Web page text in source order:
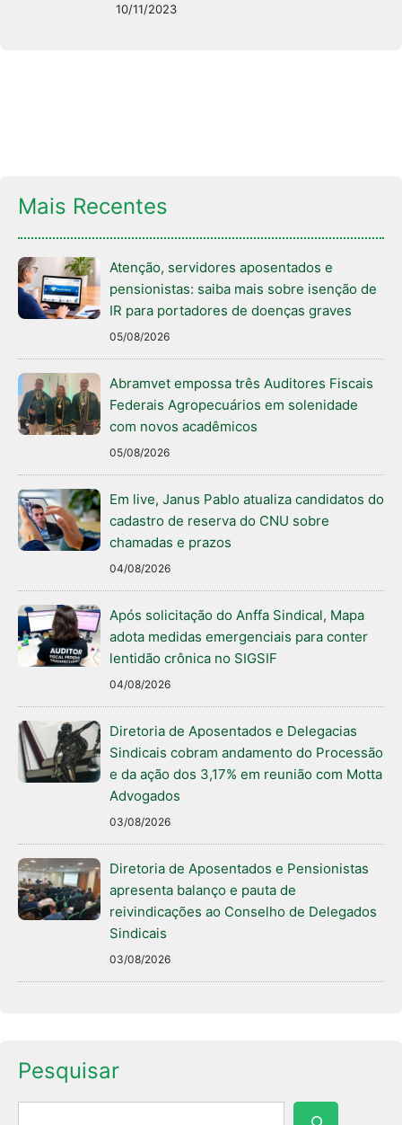
10/11/2023
Mais Recentes
Atenção, servidores aposentados e
pensionistas: saiba mais sobre isenção de
IR para portadores de doenças graves
05/08/2026
Abramvet empossa três Auditores Fiscais
Federais Agropecuários em solenidade
com novos acadêmicos
05/08/2026
Em live, Janus Pablo atualiza candidatos do
cadastro de reserva do CNU sobre
chamadas e prazos
04/08/2026
Após solicitação do Anffa Sindical, Mapa
adota medidas emergenciais para conter
lentidão crônica no SIGSIF
04/08/2026
Diretoria de Aposentados e Delegacias
Sindicais cobram andamento do Processão
e da ação dos 3,17% em reunião com Motta
Advogados
03/08/2026
Diretoria de Aposentados e Pensionistas
apresenta balanço e pauta de
reivindicações ao Conselho de Delegados
Sindicais
03/08/2026
Pesquisar